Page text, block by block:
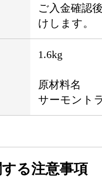
ご入金確認
けします。
1.6kg
原材料名
サーモント
る注意事項